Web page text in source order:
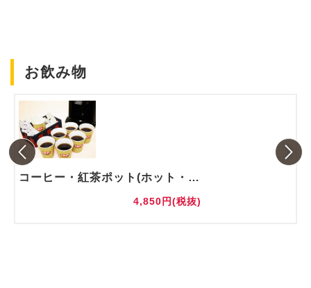
お飲み物
コーヒー・紅茶ポット(ホット・アイス)
4,850円(税抜)